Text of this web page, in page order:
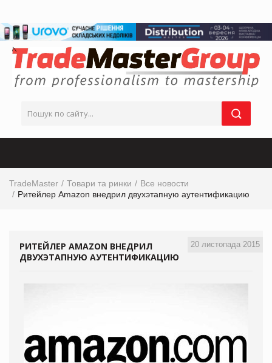
TradeMaster Товари та ринки
Все новости
Ритейлер Amazon внедрил двухэтапную аутентификацию
20 листопада 2015
РИТЕЙЛЕР AMAZON ВНЕДРИЛ
ДВУХЭТАПНУЮ АУТЕНТИФИКАЦИЮ